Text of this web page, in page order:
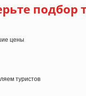
подбор
цены
туристов